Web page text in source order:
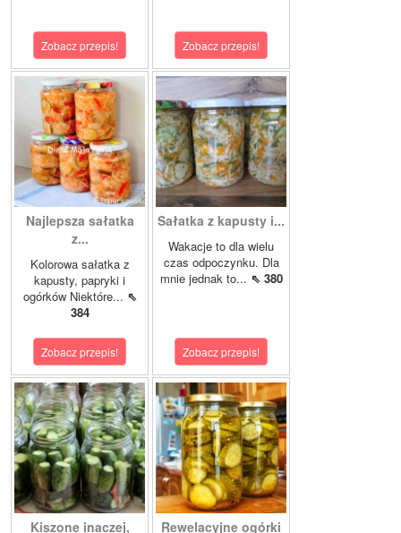
Zobacz przepis! Zobacz przepis!
Najlepsza sałatka
z...
Kolorowa sałatka z
kapusty, papryki i
ogórków Niektóre... ⇖
384
Zobacz przepis!
Sałatka z kapusty i...
Wakacje to dla wielu
czas odpoczynku. Dla
mnie jednak to... ⇖ 380
Zobacz przepis!
Kiszone inaczej, Rewelacyjne ogórki